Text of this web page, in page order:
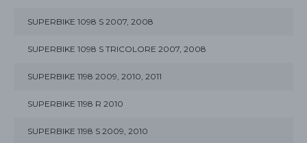
SUPERBIKE 1098 S 2007, 2008
SUPERBIKE 1098 S TRICOLORE 2007, 2008
SUPERBIKE 1198 2009, 2010, 2011
SUPERBIKE 1198 R 2010
SUPERBIKE 1198 S 2009, 2010